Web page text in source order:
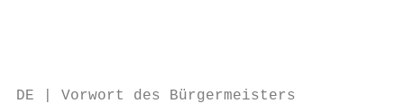
DE | Vorwort des Bürgermeisters